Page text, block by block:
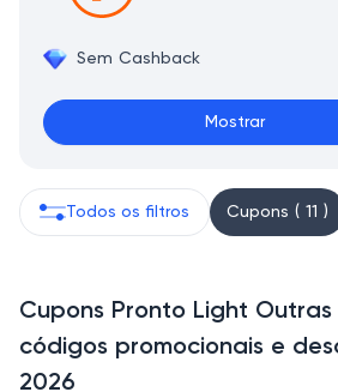
Sem Cashback
Mostrar
Todos os filtros Cupons ( 11 )
Cupons Pronto Light Outras
códigos promocionais e
2026